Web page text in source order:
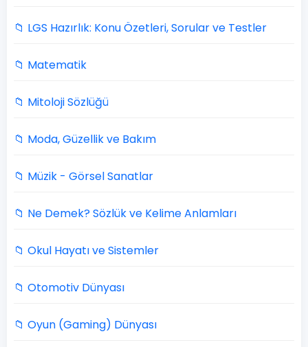
📁 LGS Hazırlık: Konu Özetleri, Sorular ve Testler
📁 Matematik
📁 Mitoloji Sözlüğü
📁 Moda, Güzellik ve Bakım
📁 Müzik - Görsel Sanatlar
📁 Ne Demek? Sözlük ve Kelime Anlamları
📁 Okul Hayatı ve Sistemler
📁 Otomotiv Dünyası
📁 Oyun (Gaming) Dünyası